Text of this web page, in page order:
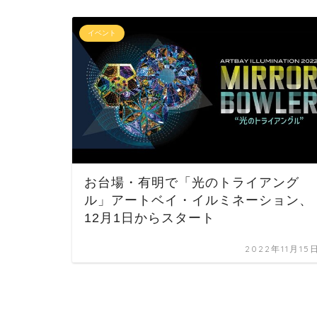
イベント
お台場・有明で「光のトライアング
ル」アートベイ・イルミネーション、
12月1日からスタート
2022年11月15